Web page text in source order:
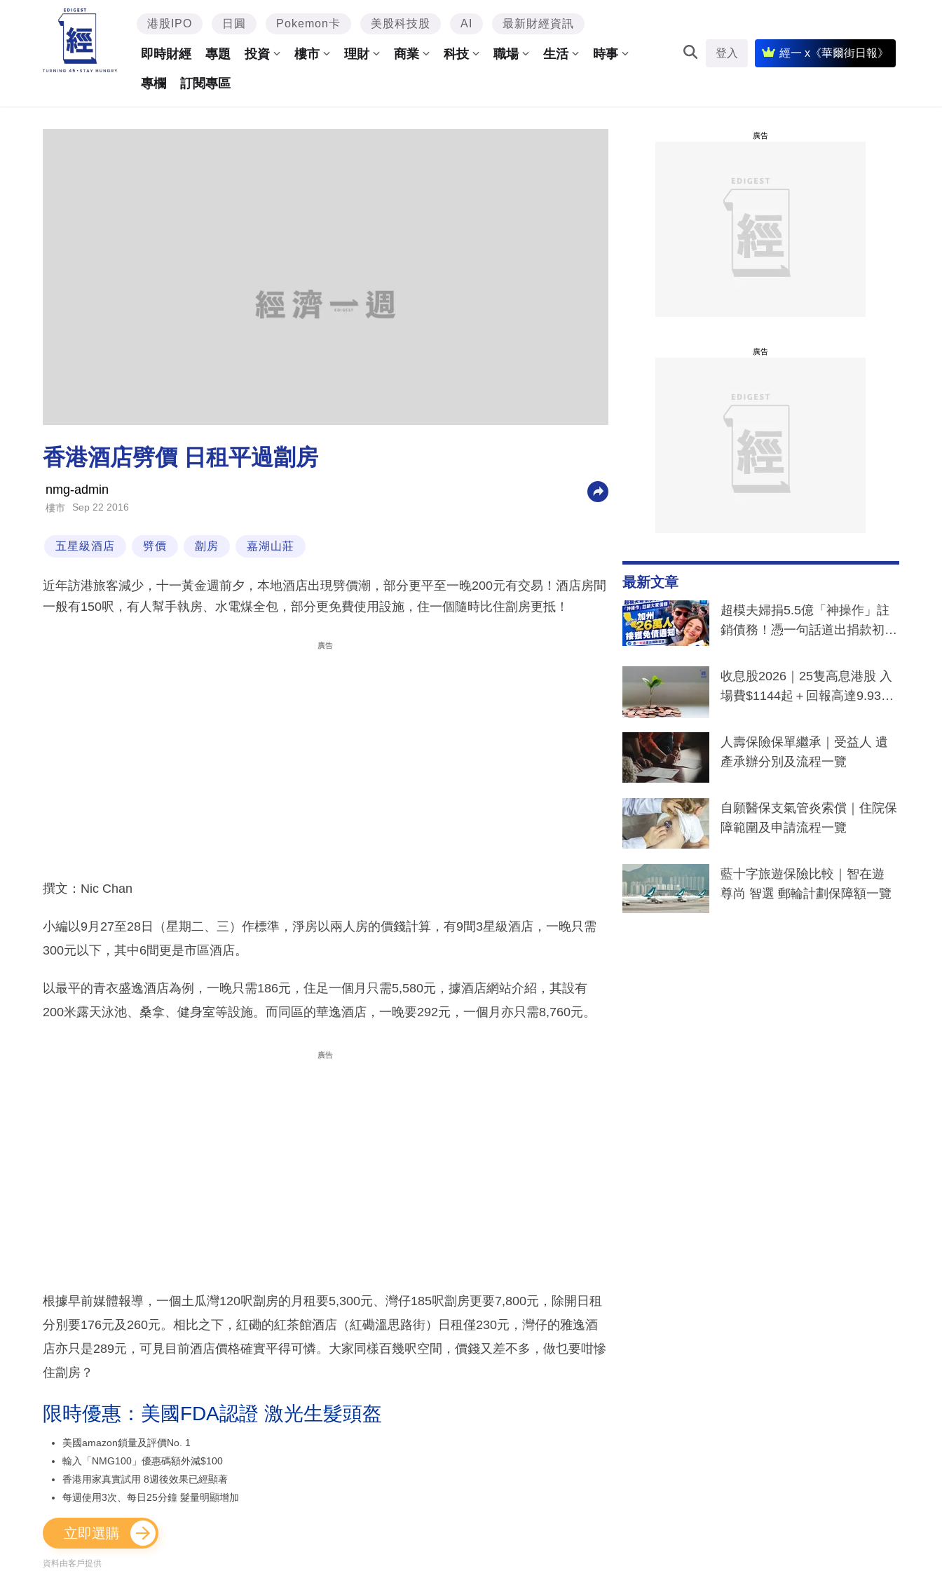
港股IPO 日圓 Pokemon卡 美股科技股 AI 最新財經資訊
即時財經 專題 投資 樓市 理財 商業 科技 職場 生活 時事
專欄 訂閱專區
登入 經一 x《華爾街日報》
香港酒店劈價 日租平過劏房
nmg-admin
樓市 Sep 22 2016
五星級酒店 劈價 劏房 嘉湖山莊
近年訪港旅客減少，十一黃金週前夕，本地酒店出現劈價潮，部分更平至一晚200元有交易！酒店房間
一般有150呎，有人幫手執房、水電煤全包，部分更免費使用設施，住一個隨時比住劏房更抵！
廣告
撰文：Nic Chan
小編以9月27至28日（星期二、三）作標準，淨房以兩人房的價錢計算，有9間3星級酒店，一晚只需
300元以下，其中6間更是市區酒店。
以最平的青衣盛逸酒店為例，一晚只需186元，住足一個月只需5,580元，據酒店網站介紹，其設有
200米露天泳池、桑拿、健身室等設施。而同區的華逸酒店，一晚要292元，一個月亦只需8,760元。
廣告
根據早前媒體報導，一個土瓜灣120呎劏房的月租要5,300元、灣仔185呎劏房更要7,800元，除開日租
分別要176元及260元。相比之下，紅磡的紅茶館酒店（紅磡溫思路街）日租僅230元，灣仔的雅逸酒
店亦只是289元，可見目前酒店價格確實平得可憐。大家同樣百幾呎空間，價錢又差不多，做乜要咁慘
住劏房？
限時優惠：美國FDA認證 激光生髮頭盔
美國amazon鎖量及評價No. 1
輸入「NMG100」優惠碼額外減$100
香港用家真實試用 8週後效果已經顯著
每週使用3次、每日25分鐘 髮量明顯增加
立即選購
資料由客戶提供
廣告
廣告
最新文章
超模夫婦捐5.5億「神操作」註
銷債務！憑一句話道出捐款初
一度被誤當詐騙手段
收息股2026｜25隻高息港股 入
場費$1144起＋回報高達9.93
人壽保險保單繼承｜受益人 遺
產承辦分別及流程一覽
自願醫保支氣管炎索償｜住院保
障範圍及申請流程一覽
藍十字旅遊保險比較｜智在遊
尊尚 智選 郵輪計劃保障額一覽